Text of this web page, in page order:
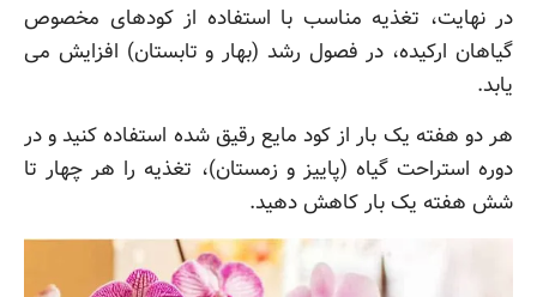
در نهایت، تغذیه مناسب با استفاده از کودهای مخصوص
گیاهان ارکیده، در فصول رشد (بهار و تابستان) افزایش می
یابد.
هر دو هفته یک بار از کود مایع رقیق شده استفاده کنید و در
دوره استراحت گیاه (پاییز و زمستان)، تغذیه را هر چهار تا
شش هفته یک بار کاهش دهید.